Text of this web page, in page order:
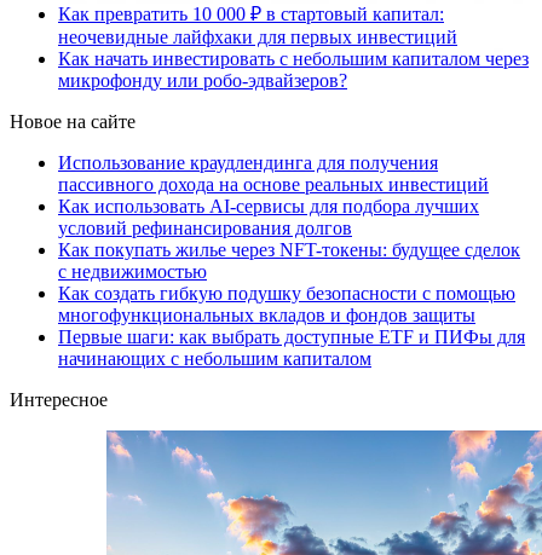
Как превратить 10 000 ₽ в стартовый капитал:
неочевидные лайфхаки для первых инвестиций
Как начать инвестировать с небольшим капиталом через
микрофонду или робо-эдвайзеров?
Новое на сайте
Использование краудлендинга для получения
пассивного дохода на основе реальных инвестиций
Как использовать AI-сервисы для подбора лучших
условий рефинансирования долгов
Как покупать жилье через NFT-токены: будущее сделок
с недвижимостью
Как создать гибкую подушку безопасности с помощью
многофункциональных вкладов и фондов защиты
Первые шаги: как выбрать доступные ETF и ПИФы для
начинающих с небольшим капиталом
Интересное